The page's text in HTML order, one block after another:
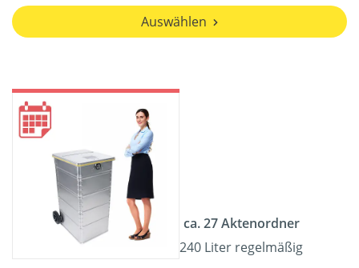
Auswählen
ca. 27 Aktenordner
240 Liter regelmäßig